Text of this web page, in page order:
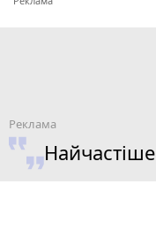
Найчастіше